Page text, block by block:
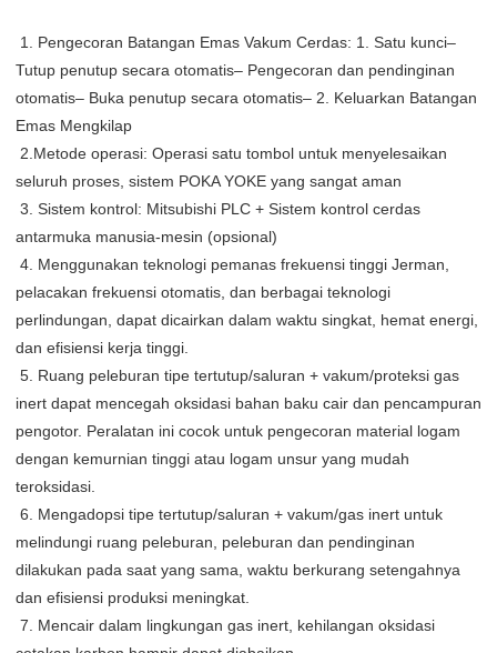
Tutup penutup secara otomatis– Pengecoran dan pendinginan
otomatis– Buka penutup secara otomatis– 2. Keluarkan Batangan
Emas Mengkilap
seluruh proses, sistem POKA YOKE yang sangat aman
antarmuka manusia-mesin (opsional)
pelacakan frekuensi otomatis, dan berbagai teknologi
perlindungan, dapat dicairkan dalam waktu singkat, hemat energi,
dan efisiensi kerja tinggi.
inert dapat mencegah oksidasi bahan baku cair dan pencampuran
pengotor. Peralatan ini cocok untuk pengecoran material logam
dengan kemurnian tinggi atau logam unsur yang mudah
teroksidasi.
melindungi ruang peleburan, peleburan dan pendinginan
dilakukan pada saat yang sama, waktu berkurang setengahnya
dan efisiensi produksi meningkat.